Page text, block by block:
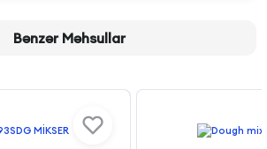
Bənzər Məhsullar